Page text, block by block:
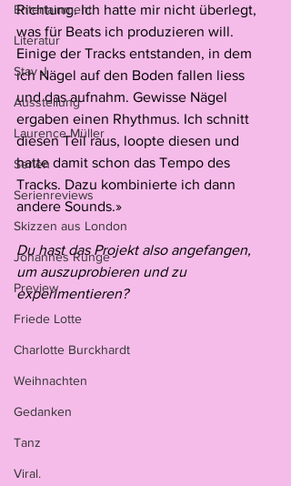
Entertainment
Literatur
Stav J
Ausstellung
Laurence Müller
Serien
Serienreviews
Skizzen aus London
Johannes Runge
Preview
Friede Lotte
Charlotte Burckhardt
Weihnachten
Gedanken
Tanz
Viral.
Richtung. Ich hatte mir nicht überlegt,
was für Beats ich produzieren will.
Einige der Tracks entstanden, in dem
ich Nägel auf den Boden fallen liess
und das aufnahm. Gewisse Nägel
ergaben einen Rhythmus. Ich schnitt
diesen Teil raus, loopte diesen und
hatte damit schon das Tempo des
Tracks. Dazu kombinierte ich dann
andere Sounds.»
Du hast das Projekt also angefangen,
um auszuprobieren und zu
experimentieren?